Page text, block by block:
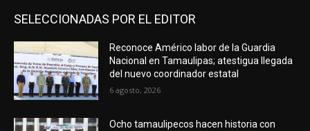
SELECCIONADAS POR EL EDITOR
Reconoce Américo labor de la Guardia
Nacional en Tamaulipas; atestigua llegada
del nuevo coordinador estatal
6 agosto, 2026
Ocho tamaulipecos hacen historia con